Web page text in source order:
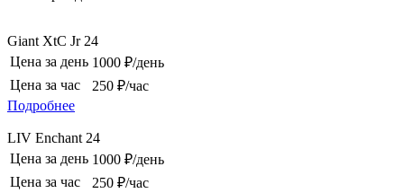
Giant XtC Jr 24
Цена за день 1000 ₽/день
Цена за час
250 ₽/час
Подробнее
LIV Enchant 24
Цена за день 1000 ₽/день
Цена за час
250 ₽/час